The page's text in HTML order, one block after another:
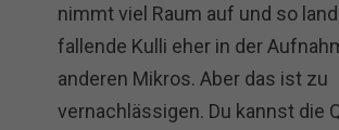
nimmt viel Raum auf und so
fallende Kulli eher in der
anderen Mikros. Aber das ist zu
vernachlässigen. Du kannst die